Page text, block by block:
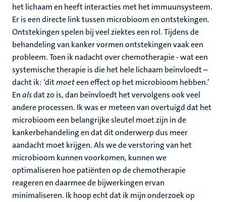
het lichaam en heeft interacties met het immuunsysteem.
Er is een directe link tussen microbioom en ontstekingen.
Ontstekingen spelen bij veel ziektes een rol. Tijdens de
behandeling van kanker vormen ontstekingen vaak een
probleem. Toen ik nadacht over chemotherapie - wat een
systemische therapie is die het hele lichaam beïnvloedt –
dacht ik: ‘ditmoeteen effect op het microbioom hebben.’
Enalsdat zo is, dan beïnvloedt het vervolgens ook veel
andere processen. Ik was er meteen van overtuigd dat het
microbioom een belangrijke sleutel moet zijn in de
kankerbehandeling en dat dit onderwerp dus meer
aandacht moet krijgen. Als we de verstoring van het
microbioom kunnen voorkomen, kunnen we
optimaliseren hoe patiënten op de chemotherapie
reageren en daarmee de bijwerkingen ervan
minimaliseren. Ik hoop echt dat ik mijn onderzoek op